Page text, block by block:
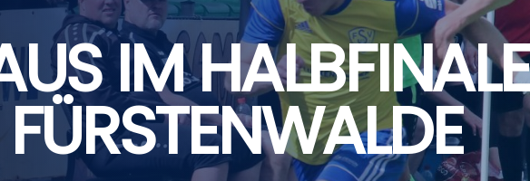
IM HALBFINALE